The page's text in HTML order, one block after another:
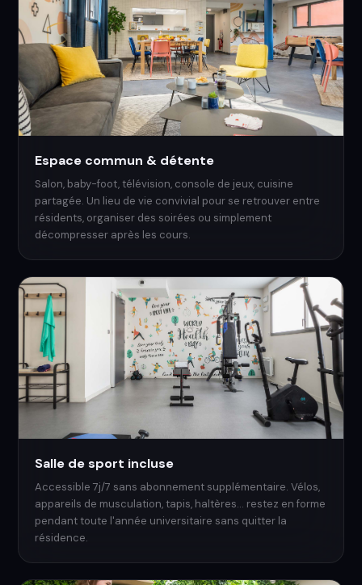
Espace commun & détente
Salon, baby-foot, télévision, console de jeux, cuisine
partagée. Un lieu de vie convivial pour se retrouver entre
résidents, organiser des soirées ou simplement
décompresser après les cours.
Salle de sport incluse
Accessible 7j/7 sans abonnement supplémentaire. Vélos,
appareils de musculation, tapis, haltères… restez en forme
pendant toute l'année universitaire sans quitter la
résidence.